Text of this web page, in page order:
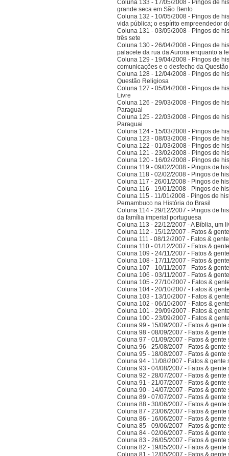
Coluna 133 - 17/05/2008 - Pingos de
grande seca em São Bento
Coluna 132 - 10/05/2008 - Pingos de
vida pública; o espírito empreendedor
Coluna 131 - 03/05/2008 - Pingos de
três sete
Coluna 130 - 26/04/2008 - Pingos de
palacete da rua da Aurora enquanto a
Coluna 129 - 19/04/2008 - Pingos de
comunicações e o desfecho da
Coluna 128 - 12/04/2008 - Pingos de
Questão Religiosa
Coluna 127 - 05/04/2008 - Pingos de
Livre
Coluna 126 - 29/03/2008 - Pingos de
Paraguai
Coluna 125 - 22/03/2008 - Pingos de
Paraguai
Coluna 124 - 15/03/2008 - Pingos de
Coluna 123 - 08/03/2008 - Pingos de
Coluna 122 - 01/03/2008 - Pingos de
Coluna 121 - 23/02/2008 - Pingos de
Coluna 120 - 16/02/2008 - Pingos de
Coluna 119 - 09/02/2008 - Pingos de
Coluna 118 - 02/02/2008 - Pingos de
Coluna 117 - 26/01/2008 - Pingos de
Coluna 116 - 19/01/2008 - Pingos de
Coluna 115 - 11/01/2008 - Pingos de
Pernambuco na História do Brasil
Coluna 114 - 29/12/2007 - Pingos de
da família imperial portuguesa
Coluna 113 - 22/12/2007 - A Bíblia, um
Coluna 112 - 15/12/2007 - Fatos &
Coluna 111 - 08/12/2007 - Fatos &
Coluna 110 - 01/12/2007 - Fatos &
Coluna 109 - 24/11/2007 - Fatos &
Coluna 108 - 17/11/2007 - Fatos &
Coluna 107 - 10/11/2007 - Fatos &
Coluna 106 - 03/11/2007 - Fatos &
Coluna 105 - 27/10/2007 - Fatos &
Coluna 104 - 20/10/2007 - Fatos &
Coluna 103 - 13/10/2007 - Fatos &
Coluna 102 - 06/10/2007 - Fatos &
Coluna 101 - 29/09/2007 - Fatos &
Coluna 100 - 23/09/2007 - Fatos &
Coluna 99 - 15/09/2007 - Fatos &
Coluna 98 - 08/09/2007 - Fatos &
Coluna 97 - 01/09/2007 - Fatos &
Coluna 96 - 25/08/2007 - Fatos &
Coluna 95 - 18/08/2007 - Fatos &
Coluna 94 - 11/08/2007 - Fatos &
Coluna 93 - 04/08/2007 - Fatos &
Coluna 92 - 28/07/2007 - Fatos &
Coluna 91 - 21/07/2007 - Fatos &
Coluna 90 - 14/07/2007 - Fatos &
Coluna 89 - 07/07/2007 - Fatos &
Coluna 88 - 30/06/2007 - Fatos &
Coluna 87 - 23/06/2007 - Fatos &
Coluna 86 - 16/06/2007 - Fatos &
Coluna 85 - 09/06/2007 - Fatos &
Coluna 84 - 02/06/2007 - Fatos &
Coluna 83 - 26/05/2007 - Fatos &
Coluna 82 - 19/05/2007 - Fatos &
Coluna 81 - 12/05/2007 - Fatos &